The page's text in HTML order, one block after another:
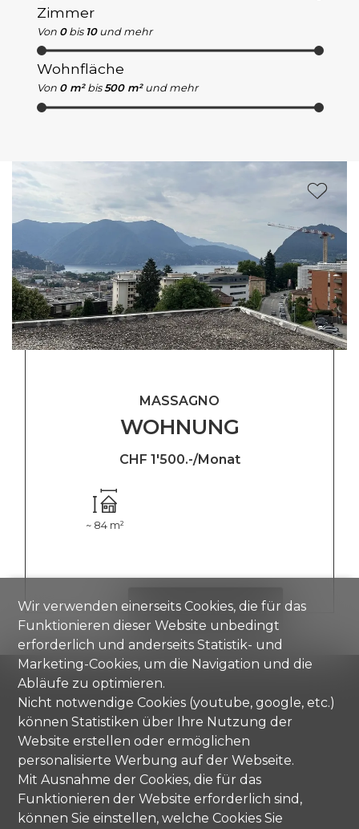
Zimmer
Von 0 bis 10 und mehr
Wohnfläche
Von 0 m² bis 500 m² und mehr
WOHNUNG
MASSAGNO
CHF 1'500.-/Monat
~ 84 m²
DETAILS ANZEIGEN
Comisa SA
Strada di Gandria 4
6976 Castagnola
Tel. +41 91 971 67 00
info@comisa.ch
Wir verwenden einerseits Cookies, die für das
Funktionieren dieser Website unbedingt
erforderlich und anderseits Statistik- und
Marketing-Cookies, um die Navigation und die
Abläufe zu optimieren.
Nicht notwendige Cookies (youtube, google, etc.)
können Statistiken über Ihre Nutzung der
Website erstellen oder ermöglichen
personalisierte Werbung auf der Webseite.
Mit Ausnahme der Cookies, die für das
Funktionieren der Website erforderlich sind,
können Sie einstellen, welche Cookies Sie